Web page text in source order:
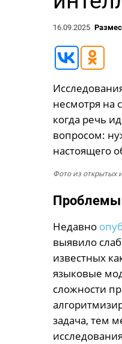
16.09.2025
несмотря на
когда речь
вопросом:
настоящего
Фото из открытых
Проблемы
Недавно
выявило
известных
языковые
сложности
задача, тем